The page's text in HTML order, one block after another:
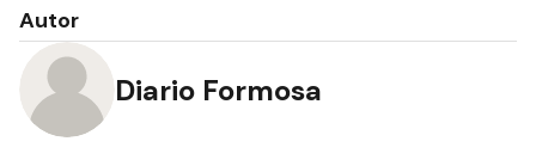
Autor
Diario Formosa